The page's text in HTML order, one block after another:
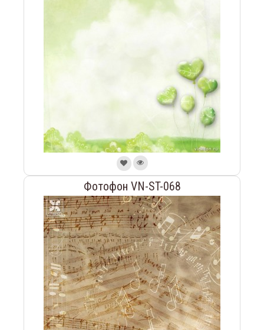
Фотофон VN-ST-068